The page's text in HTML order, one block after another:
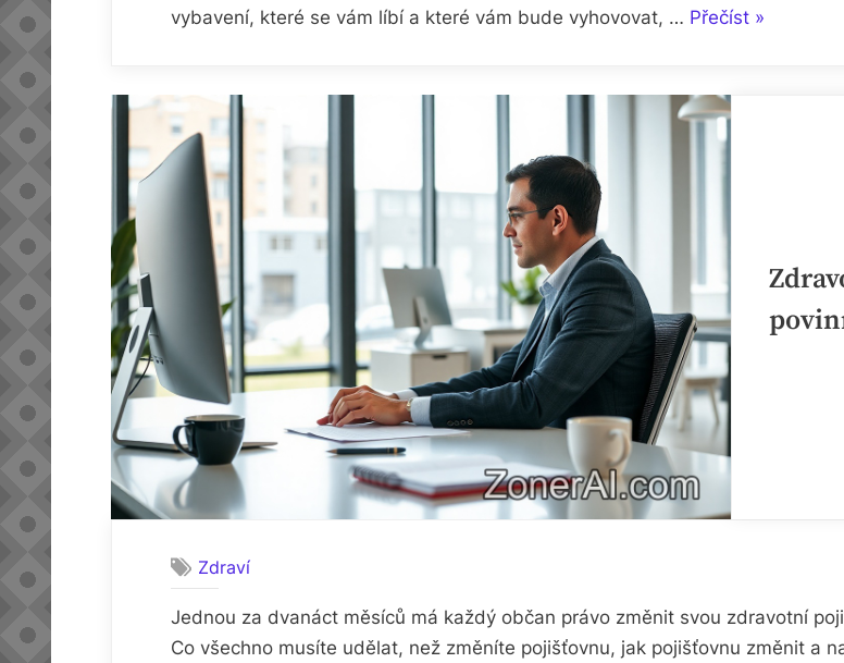
vybavení, které se vám líbí a které vám bude vyhovovat, … Přečíst„S
»
Zdraví
Jednou za dvanáct měsíců má každý občan právo změnit svou zdravotní
Co všechno musíte udělat, než změníte pojišťovnu, jak pojišťovnu změnit a